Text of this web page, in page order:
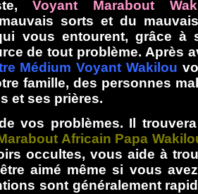
Voyant Marabout
sorts et du
vous entourent, grâce à
de tout problème. Après
Médium Voyant Wakilou
famille, des personnes
et ses prières.
vos problèmes. Il
Africain Papa
occultes, vous aide à
aimé même si vous
sont généralement